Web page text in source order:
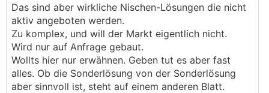
Das sind aber wirkliche Nischen-Lösungen die nicht
aktiv angeboten werden.
Zu komplex, und will der Markt eigentlich nicht.
Wird nur auf Anfrage gebaut.
Wollts hier nur erwähnen. Geben tut es aber fast
alles. Ob die Sonderlösung von der Sonderlösung
aber sinnvoll ist, steht auf einem anderen Blatt.